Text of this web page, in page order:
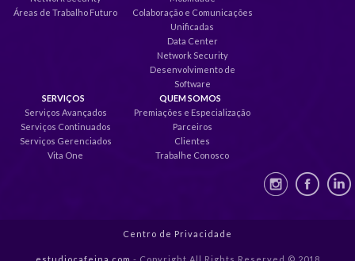
Áreas de Trabalho Futuro
Colaboração e Comunicações
Unificadas
Data Center
Network Security
Desenvolvimento de
Software
SERVIÇOS
Serviços Avançados
Serviços Continuados
Serviços Gerenciados
Vita One
QUEM SOMOS
Premiações e Especialização
Parceiros
Clientes
Trabalhe Conosco
Centro de Privacidade